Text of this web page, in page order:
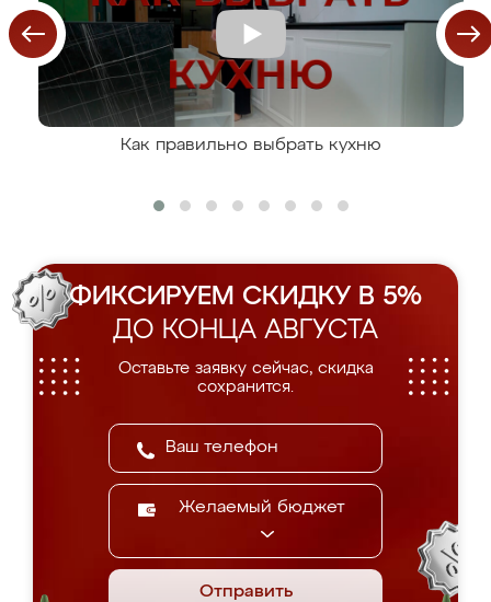
Как правильно выбрать кухню
ФИКСИРУЕМ СКИДКУ В 5%
ДО КОНЦА АВГУСТА
Оставьте заявку сейчас, скидка
сохранится.
Желаемый бюджет
Отправить